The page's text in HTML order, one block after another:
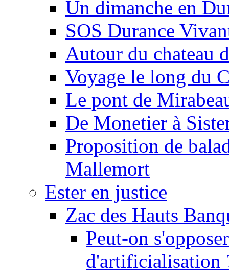
Un dimanche en
SOS Durance
Autour du chateau
Voyage le long du
Le pont de
De Monetier à
Proposition de
Mallemort
Ester en justice
Zac des Hauts
Peut-on
d'artificialisation